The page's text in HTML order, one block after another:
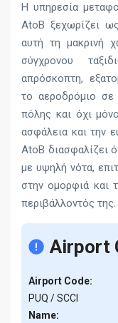
Η υπηρεσία
AtoB ξεχωρίζει
αυτή τη μακρινή
σύγχρονου
απρόσκοπτη,
το αεροδρόμιο σε
πόλης και όχι
ασφάλεια και την
AtoB διασφαλίζει
με υψηλή νότα,
στην ομορφιά και
περιβάλλοντός της.
Airport
Airport Code:
PUQ / SCCI
Name: